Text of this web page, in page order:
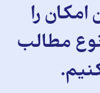
را
نوع مطالب